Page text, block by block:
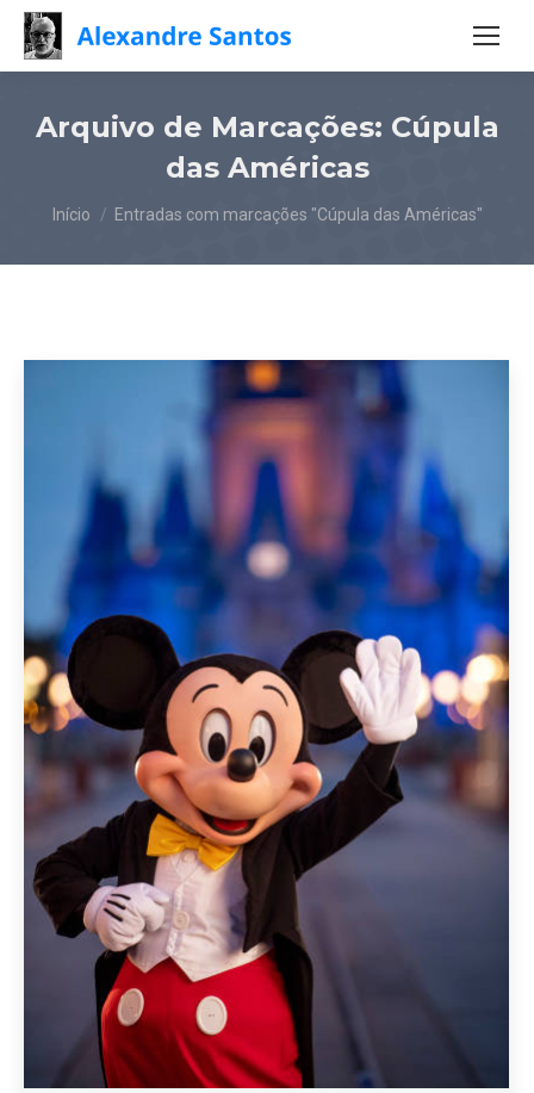
Arquivo de Marcações: Cúpula
das Américas
Você está aqui:
Início Entradas com marcações "Cúpula das Américas"